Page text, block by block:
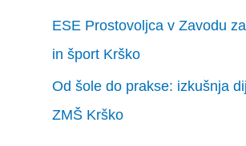
ESE Prostovoljca v Zavodu
in šport Krško
Od šole do prakse: izkušnja
ZMŠ Krško